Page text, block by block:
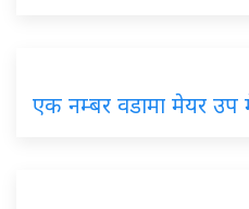
एक नम्बर वडामा मेयर उप